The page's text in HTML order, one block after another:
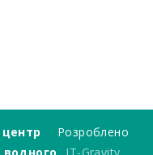
Розроблено